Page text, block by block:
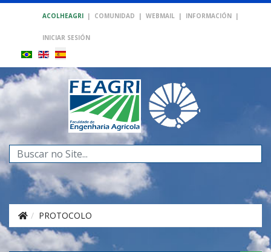
ACOLHEAGRI | COMUNIDAD | WEBMAIL | INFORMACIÓN |
INICIAR SESIÓN
Buscar...
PROTOCOLO